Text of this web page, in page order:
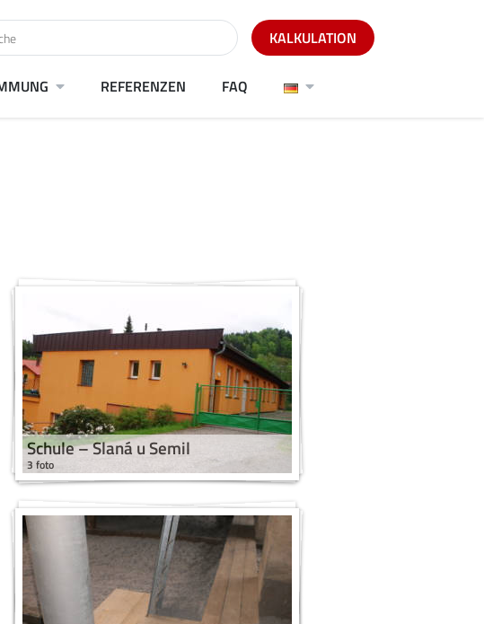
KALKULATION
REFERENZEN FAQ
Schule – Slaná u Semil
3 foto